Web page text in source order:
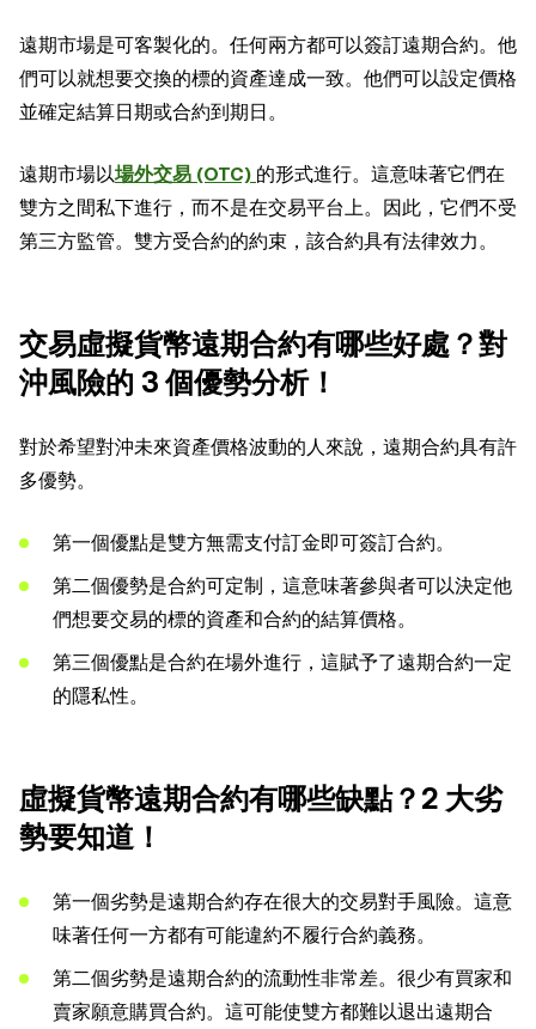
遠期市場是可客製化的。任何兩方都可以簽訂遠期合約。他
們可以就想要交換的標的資產達成一致。他們可以設定價格
並確定結算日期或合約到期日。
遠期市場以場外交易 (OTC) 的形式進行。這意味著它們在
雙方之間私下進行，而不是在交易平台上。因此，它們不受
第三方監管。雙方受合約的約束，該合約具有法律效力。
交易虛擬貨幣遠期合約有哪些好處？對
沖風險的 3 個優勢分析！
對於希望對沖未來資產價格波動的人來說，遠期合約具有許
多優勢。
第一個優點是雙方無需支付訂金即可簽訂合約。
第二個優勢是合約可定制，這意味著參與者可以決定他
們想要交易的標的資產和合約的結算價格。
第三個優點是合約在場外進行，這賦予了遠期合約一定
的隱私性。
虛擬貨幣遠期合約有哪些缺點？2 大劣
勢要知道！
第一個劣勢是遠期合約存在很大的交易對手風險。這意
味著任何一方都有可能違約不履行合約義務。
第二個劣勢是遠期合約的流動性非常差。很少有買家和
賣家願意購買合約。這可能使雙方都難以退出遠期合